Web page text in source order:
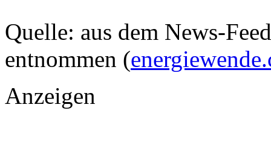
Quelle: aus dem News-
entnommen (
Anzeigen